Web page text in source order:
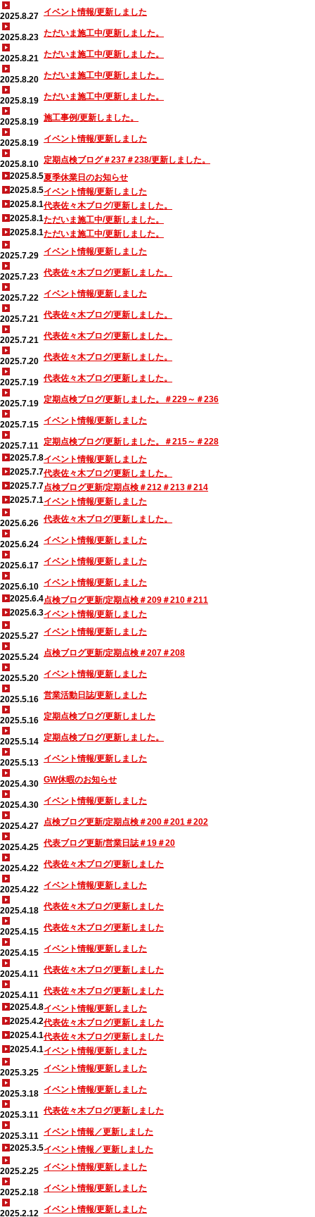
2025.8.27 イベント情報/更新しました
2025.8.23 ただいま施工中/更新しました。
2025.8.21 ただいま施工中/更新しました。
2025.8.20 ただいま施工中/更新しました。
2025.8.19 ただいま施工中/更新しました。
2025.8.19 施工事例/更新しました。
2025.8.19 イベント情報/更新しました
2025.8.10 定期点検ブログ＃237＃238/更新しました。
2025.8.5夏季休業日のお知らせ
2025.8.5イベント情報/更新しました
2025.8.1代表佐々木ブログ/更新しました。
2025.8.1ただいま施工中/更新しました。
2025.8.1ただいま施工中/更新しました。
2025.7.29 イベント情報/更新しました
2025.7.23 代表佐々木ブログ/更新しました。
2025.7.22 イベント情報/更新しました
2025.7.21 代表佐々木ブログ/更新しました。
2025.7.21 代表佐々木ブログ/更新しました。
2025.7.20 代表佐々木ブログ/更新しました。
2025.7.19 代表佐々木ブログ/更新しました。
2025.7.19 定期点検ブログ/更新しました。＃229～＃236
2025.7.15 イベント情報/更新しました
2025.7.11
定期点検ブログ/更新しました。＃215～＃228
2025.7.8イベント情報/更新しました
2025.7.7代表佐々木ブログ/更新しました。
2025.7.7点検ブログ更新/定期点検＃212＃213＃214
2025.7.1イベント情報/更新しました
2025.6.26 代表佐々木ブログ/更新しました。
2025.6.24 イベント情報/更新しました
2025.6.17 イベント情報/更新しました
2025.6.10 イベント情報/更新しました
2025.6.4点検ブログ更新/定期点検＃209＃210＃211
2025.6.3イベント情報/更新しました
2025.5.27 イベント情報/更新しました
2025.5.24 点検ブログ更新/定期点検＃207＃208
2025.5.20 イベント情報/更新しました
2025.5.16 営業活動日誌/更新しました
2025.5.16 定期点検ブログ/更新しました
2025.5.14 定期点検ブログ/更新しました。
2025.5.13 イベント情報/更新しました
2025.4.30 GW休暇のお知らせ
2025.4.30 イベント情報/更新しました
2025.4.27 点検ブログ更新/定期点検＃200＃201＃202
2025.4.25 代表ブログ更新/営業日誌＃19＃20
2025.4.22 代表佐々木ブログ/更新しました
2025.4.22 イベント情報/更新しました
2025.4.18 代表佐々木ブログ/更新しました
2025.4.15 代表佐々木ブログ/更新しました
2025.4.15 イベント情報/更新しました
2025.4.11 代表佐々木ブログ/更新しました
2025.4.11 代表佐々木ブログ/更新しました
2025.4.8イベント情報/更新しました
2025.4.2代表佐々木ブログ/更新しました
2025.4.1代表佐々木ブログ/更新しました
2025.4.1イベント情報/更新しました
2025.3.25 イベント情報/更新しました
2025.3.18 イベント情報/更新しました
2025.3.11 代表佐々木ブログ/更新しました
2025.3.11
イベント情報／更新しました
2025.3.5イベント情報／更新しました
2025.2.25 イベント情報/更新しました
2025.2.18 イベント情報/更新しました
2025.2.12 イベント情報/更新しました